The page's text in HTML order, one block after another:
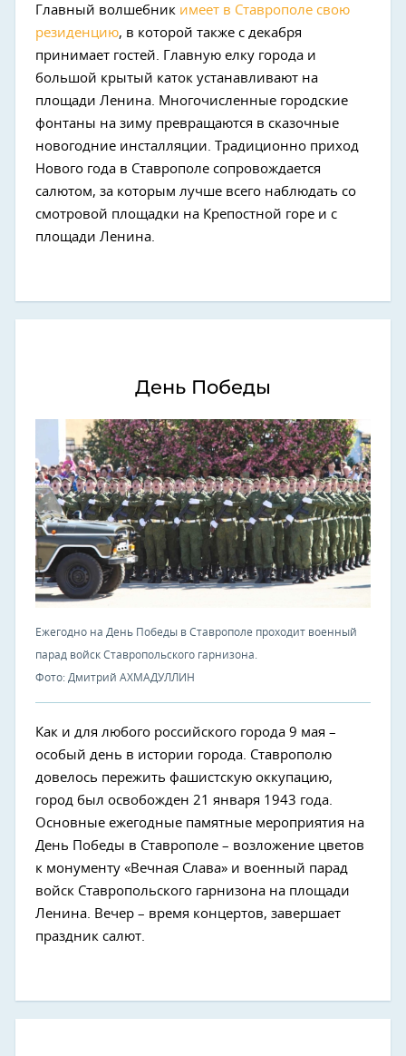
Главный волшебник имеет в Ставрополе свою
резиденцию, в которой также с декабря
принимает гостей. Главную елку города и
большой крытый каток устанавливают на
площади Ленина. Многочисленные городские
фонтаны на зиму превращаются в сказочные
новогодние инсталляции. Традиционно приход
Нового года в Ставрополе сопровождается
салютом, за которым лучше всего наблюдать со
смотровой площадки на Крепостной горе и с
площади Ленина.
День Победы
Ежегодно на День Победы в Ставрополе проходит военный
парад войск Ставропольского гарнизона.
Фото: Дмитрий АХМАДУЛЛИН
Как и для любого российского города 9 мая –
особый день в истории города. Ставрополю
довелось пережить фашистскую оккупацию,
город был освобожден 21 января 1943 года.
Основные ежегодные памятные мероприятия на
День Победы в Ставрополе – возложение цветов
к монументу «Вечная Слава» и военный парад
войск Ставропольского гарнизона на площади
Ленина. Вечер – время концертов, завершает
праздник салют.